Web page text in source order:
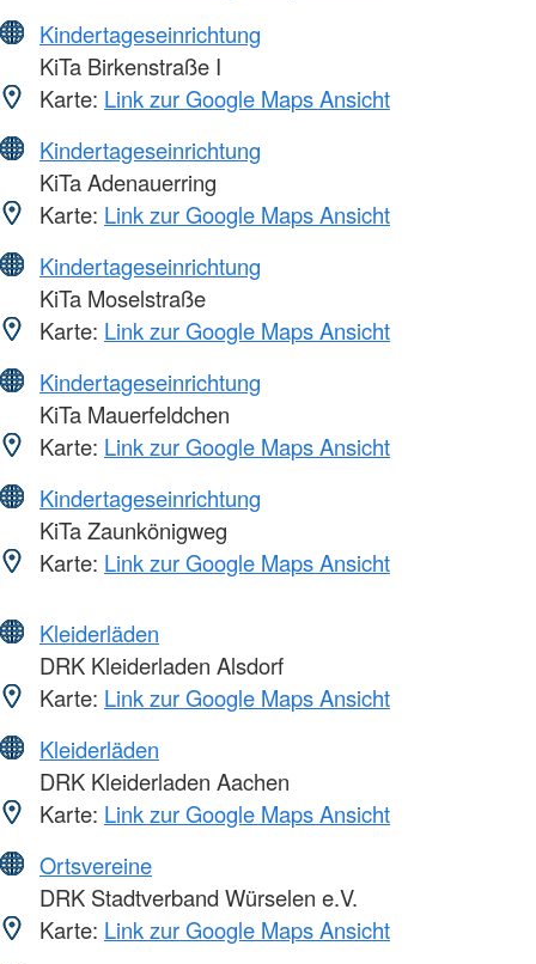
Kindertageseinrichtung
KiTa Birkenstraße I
Karte: Link zur Google Maps Ansicht
Kindertageseinrichtung
KiTa Adenauerring
Karte: Link zur Google Maps Ansicht
Kindertageseinrichtung
KiTa Moselstraße
Karte: Link zur Google Maps Ansicht
Kindertageseinrichtung
KiTa Mauerfeldchen
Karte: Link zur Google Maps Ansicht
Kindertageseinrichtung
KiTa Zaunkönigweg
Karte: Link zur Google Maps Ansicht
Kleiderläden
DRK Kleiderladen Alsdorf
Karte: Link zur Google Maps Ansicht
Kleiderläden
DRK Kleiderladen Aachen
Karte: Link zur Google Maps Ansicht
Ortsvereine
DRK Stadtverband Würselen e.V.
Karte: Link zur Google Maps Ansicht